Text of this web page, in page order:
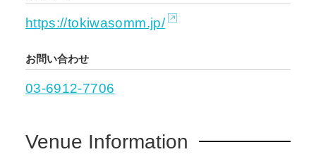
https://tokiwasomm.jp/
お問い合わせ
03-6912-7706
Venue Information